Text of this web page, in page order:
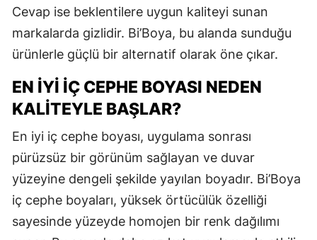
Cevap ise beklentilere uygun kaliteyi sunan
markalarda gizlidir. Bi’Boya, bu alanda sunduğu
ürünlerle güçlü bir alternatif olarak öne çıkar.
EN İYI İÇ CEPHE BOYASI NEDEN
KALITEYLE BAŞLAR?
En iyi iç cephe boyası, uygulama sonrası
pürüzsüz bir görünüm sağlayan ve duvar
yüzeyine dengeli şekilde yayılan boyadır. Bi’Boya
iç cephe boyaları, yüksek örtücülük özelliği
sayesinde yüzeyde homojen bir renk dağılımı